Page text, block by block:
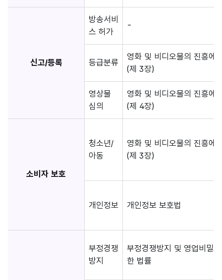
신고/등록
방송서비
스 허가
-
등급분류
영화 및 비디오물의 진흥에
(제 3장)
영상물
심의
영화 및 비디오물의 진흥에
(제 4장)
소비자 보호
청소년/
아동
영화 및 비디오물의 진흥에
(제 3장)
개인정보 개인정보 보호법
부정경쟁
방지
부정경쟁방지 및 영업비밀
한 법률